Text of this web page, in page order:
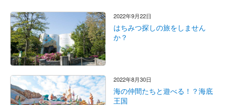
2022年9月22日
はちみつ探しの旅をしません
か？
2022年8月30日
海の仲間たちと遊べる！？海底
王国